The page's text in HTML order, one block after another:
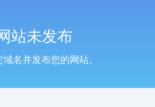
站未发布
名并发布您的网站。